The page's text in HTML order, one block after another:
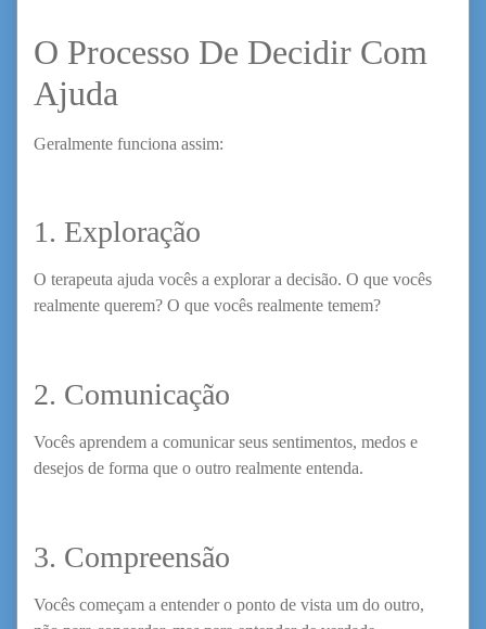
O Processo De Decidir Com
Ajuda
Geralmente funciona assim:
1. Exploração
O terapeuta ajuda vocês a explorar a decisão. O que vocês
realmente querem? O que vocês realmente temem?
2. Comunicação
Vocês aprendem a comunicar seus sentimentos, medos e
desejos de forma que o outro realmente entenda.
3. Compreensão
Vocês começam a entender o ponto de vista um do outro,